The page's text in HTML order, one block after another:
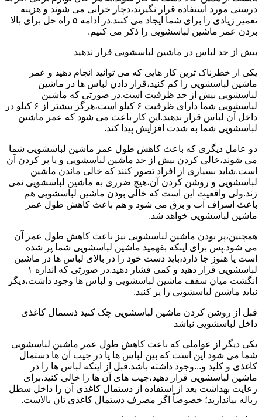
درستی مورد استفاده قرار نگیرند،دچار خرابی می شوند و هزینه
تعمیر زیادی را برای شما ایجاد می کنند.در ادامه ۵ راه حل برای بالا
بردن عمر ماشین لباسشویی را ذکر می کنیم.
بیش از حد لباس در ماشین لباسشویی قرار ندهید
یکی از خطرناک ترین کار هایی که می توانید انجام دهید و عمر
ماشین لباسشویی را کم کنید،قرار دادن لباس ها در ماشین
لباسشویی بیش از حد ظرفیت است.در صورتی که ماشین
لباسشویی شما دارای ظرفیت ۶ کیلو است،هرگز بیشتر از ۶ کیلو در
داخل آن لباس قرار ندهید.این کار باعث می شود که عمر ماشین
لباسشویی شما به شدت افزایش پیدا کند.
دو عامل دیگری که باعث کاهش طول عمر ماشین لباسشویی شما
می شوند،خالی کردن بیش از حد ماشین لباسشویی و یا پر کردن آن
است.شاید بسیاری از افراد تصور کنند که خالی ماندن ماشین
لباسشویی و روشن کردن آن،هیچ ضرری به ماشین لباسشویی نمی
زند.ولی واقعیت این است که خالی بودن ماشین لباسشویی هم
باعث اسراف آب و برق می شود و هم باعث کاهش طول عمر
ماشین لباسشویی خواهد شد.
همچنین،پر بودن ماشین لباسشویی نیز باعث کاهش طول عمر آن
می شود.پس برای اینکه بفهمید ماشین لباسشویی شما پر شده
است یا هنوز جا دارد،باید دست خود را در بالای لباس ها در ماشین
لباسشویی قرار دهید و کمی فشار دهید.در صورتی که اندازه ۱
انگشت میان سقف ماشین لباسشویی و لباس ها وجود داشت،دیگر
نباید ماشین لباسشویی را پر کنید.
قبل از روشن کردن ماشین لباسشویی چک کنید ذستمال کاغذی
داخل لباسشویی نباشد
یکی دیگر از عواملی که باعث کاهش طول عمر ماشین لباسشویی
شما می شود این است که بین لباس ها یا در جیب آن ها دستمال
کاغذی و کلید و...وجود داشته باشد.قبل از اینکه لباس ها را در
ماشین لباسشویی قرار دهید،جیب های آن ها را خالی کنید.برای
رعایت بهداشت بعد از استفاده از دستمال کاغذی آن را داخل سطل
زباله بیاندازید؛ خصوصاً اگر مصرف دستمال کاغذی تان بالاست.